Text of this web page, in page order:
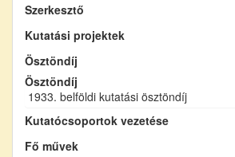
Szerkesztő
Kutatási projektek
Ösztöndíj
Ösztöndíj
1933. belföldi kutatási ösztöndíj
Kutatócsoportok vezetése
Fő művek